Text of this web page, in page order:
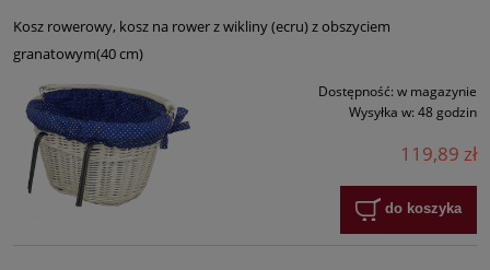
Kosz rowerowy, kosz na rower z wikliny (ecru) z obszyciem
granatowym(40 cm)
Dostępność: w magazynie
Wysyłka w: 48 godzin
119,89 zł
do koszyka